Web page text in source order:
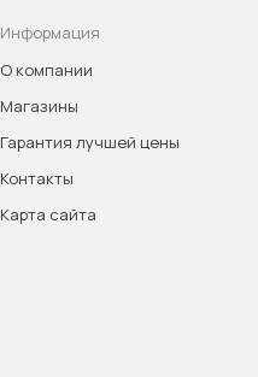
Информация
О компании
Магазины
Гарантия лучшей цены
Контакты
Карта сайта